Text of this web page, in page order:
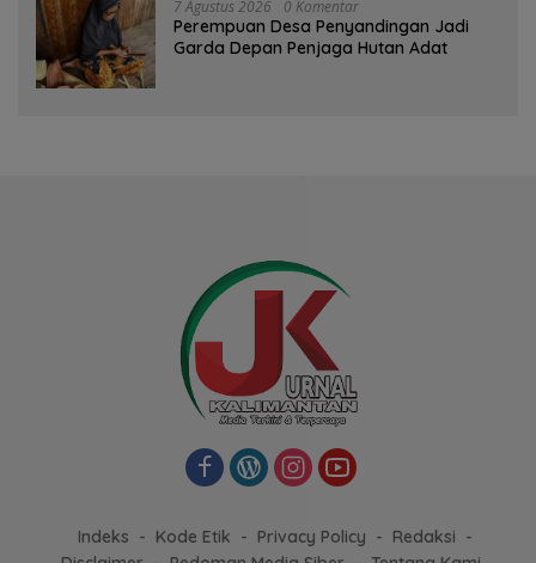
7 Agustus 2026 0 Komentar
Perempuan Desa Penyandingan Jadi
Garda Depan Penjaga Hutan Adat
Indeks Kode Etik Privacy Policy
Redaksi